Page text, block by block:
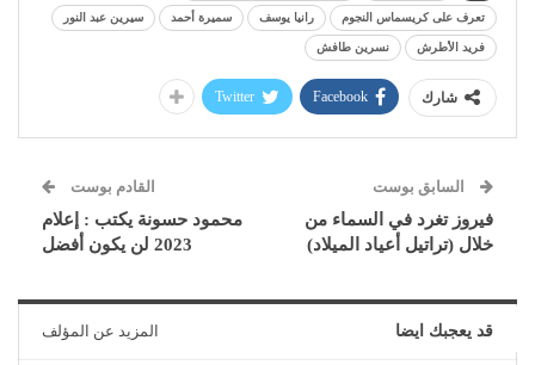
تعرف على كريسماس النجوم رانيا يوسف سميرة أحمد سيرين عبد النور
فريد الأطرش نسرين طافش
شارك Facebook
Twitter
السابق بوست
فيروز تغرد في السماء من
خلال (تراتيل أعياد الميلاد)
القادم بوست
محمود حسونة يكتب : إعلام
2023 لن يكون أفضل
قد يعجبك ايضا المزيد عن المؤلف